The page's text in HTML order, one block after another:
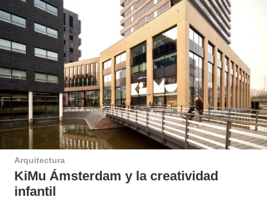
Arquitectura
KiMu Ámsterdam y la creatividad
infantil